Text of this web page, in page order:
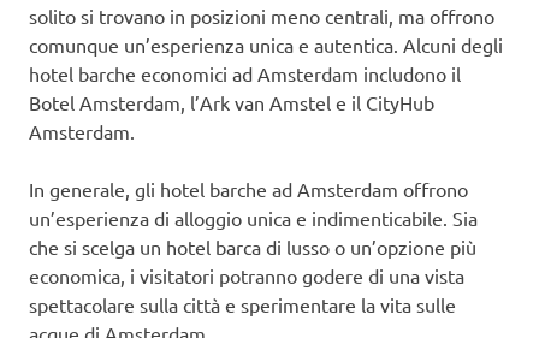
solito si trovano in posizioni meno centrali, ma offrono
comunque un’esperienza unica e autentica. Alcuni degli
hotel barche economici ad Amsterdam includono il
Botel Amsterdam, l’Ark van Amstel e il CityHub
Amsterdam.
In generale, gli hotel barche ad Amsterdam offrono
un’esperienza di alloggio unica e indimenticabile. Sia
che si scelga un hotel barca di lusso o un’opzione più
economica, i visitatori potranno godere di una vista
spettacolare sulla città e sperimentare la vita sulle
acque di Amsterdam.